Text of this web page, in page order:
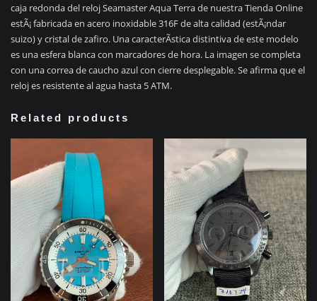
caja redonda del reloj Seamaster Aqua Terra de nuestra Tienda Online
estÃ¡ fabricada en acero inoxidable 316F de alta calidad (estÃ¡ndar
suizo) y cristal de zafiro. Una caracterÃ­stica distintiva de este modelo
es una esfera blanca con marcadores de hora. La imagen se completa
con una correa de caucho azul con cierre desplegable. Se afirma que el
reloj es resistente al agua hasta 5 ATM.
Related products